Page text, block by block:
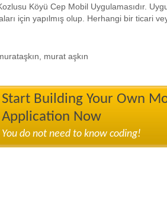
Köyü Cep Mobil Uygulamasıdır.
için yapılmış olup. Herhangi bir ticari
murat aşkın
Start Building Your Own
Application Now
You do not need to know coding!